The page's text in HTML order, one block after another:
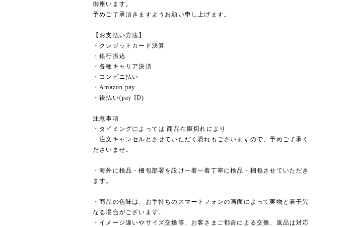
御座います。
予めご了承頂きますようお願い申し上げます。
【お支払い方法】
・クレジットカード決算
・銀行振込
・各種キャリア決済
・コンビニ払い
・Amazon pay
・後払い(pay ID)
注意事項
・タイミングによっては 商品在庫切れにより
注文キャンセルとさせていただく恐れもございますので、予めご了承く
ださいませ。
・海外に検品・梱包部署を設け一着一着丁寧に検品・梱包させていただき
ます。
・商品の色味は、お手持ちのスマートフォンの画面によって実物と若干異
なる場合がございます。
・イメージ違いやサイズ交換等、お客さまご都合による交換、返品は対応